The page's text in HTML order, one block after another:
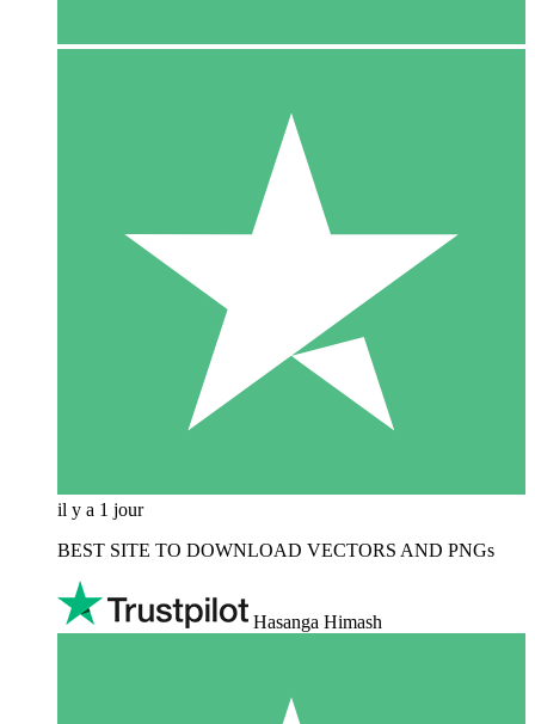
il y a 1 jour
BEST SITE TO DOWNLOAD VECTORS AND PNGs
Hasanga Himash